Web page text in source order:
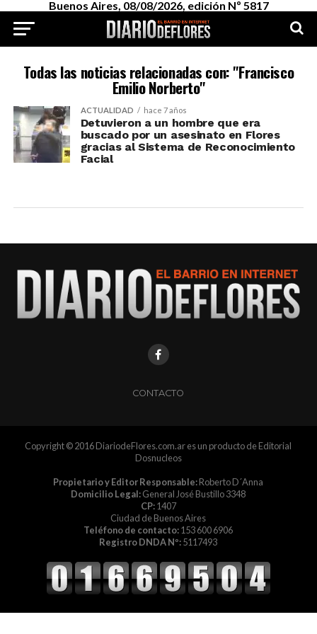
Buenos Aires, 08/08/2026, edición Nº 5817
Todas las noticias relacionadas con: "Francisco
Emilio Norberto"
ACTUALIDAD hace 7 años
Detuvieron a un hombre que era
buscado por un asesinato en Flores
gracias al Sistema de Reconocimiento
Facial
CONTACTO
Copyright © 2016 DiariodeFlores.com.ar es un producto de Editorial
Dosnucleos
Propietario y Editor Responsable:Roberto D´Anna
Domicilio Legal:General José Bustillo 3348
CP:1407
Ciudad de Buenos Aires
Teléfono de contacto:153 600 6906
Registro DNDA Nº:5117493